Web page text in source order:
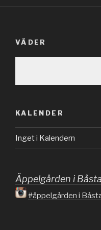
VÄDER
KALENDER
Inget i Kalendern
Äppelgården i
#äppelgården i